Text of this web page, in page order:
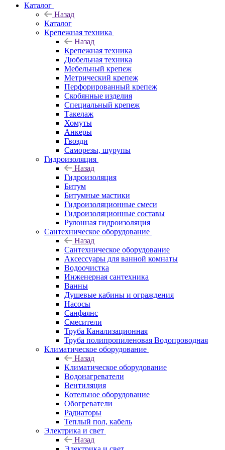
Каталог
Назад
Каталог
Крепежная техника
Назад
Крепежная техника
Дюбельная техника
Мебельный крепеж
Метрический крепеж
Перфорированный крепеж
Скобянные изделия
Специальный крепеж
Такелаж
Хомуты
Анкеры
Гвозди
Саморезы, шурупы
Гидроизоляция
Назад
Гидроизоляция
Битум
Битумные мастики
Гидроизоляционные смеси
Гидроизоляционные составы
Рулонная гидроизоляция
Сантехническое оборудование
Назад
Сантехническое оборудование
Аксессуары для ванной комнаты
Водоочистка
Инженерная сантехника
Ванны
Душевые кабины и ограждения
Насосы
Санфаянс
Смесители
Труба Канализационная
Труба полипропиленовая Водопроводная
Климатическое оборудование
Назад
Климатическое оборудование
Водонагреватели
Вентиляция
Котельное оборудование
Обогреватели
Радиаторы
Теплый пол, кабель
Электрика и свет
Назад